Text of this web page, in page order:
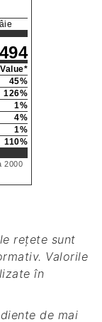
494
45%
126%
1%
4%
1%
110%
2000
Valorile
în